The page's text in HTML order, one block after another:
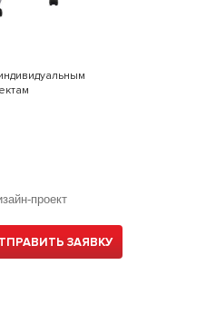
проект
ЗАЯВКУ